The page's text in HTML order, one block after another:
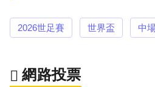
2026世足賽 世界盃 中
網路投票